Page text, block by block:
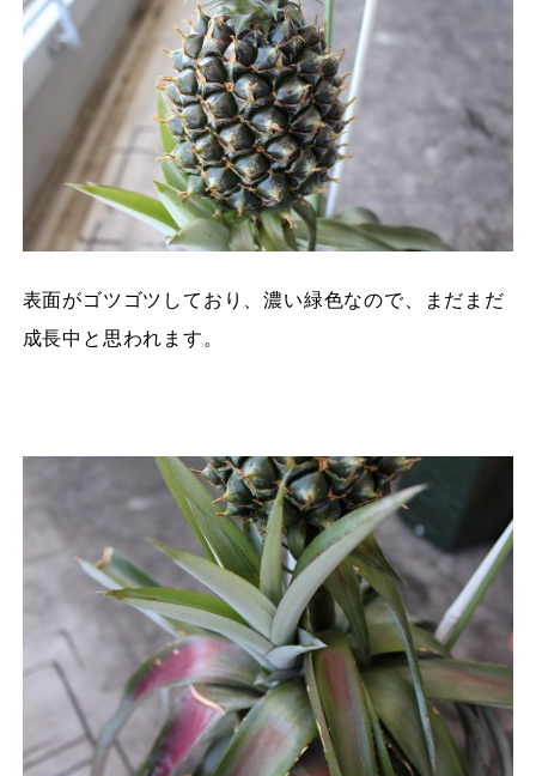
表面がゴツゴツしており、濃い緑色なので、まだまだ
成長中と思われます。